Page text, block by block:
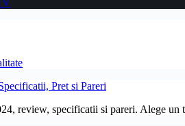
Pret si Pareri
review, specificatii si pareri. Alege